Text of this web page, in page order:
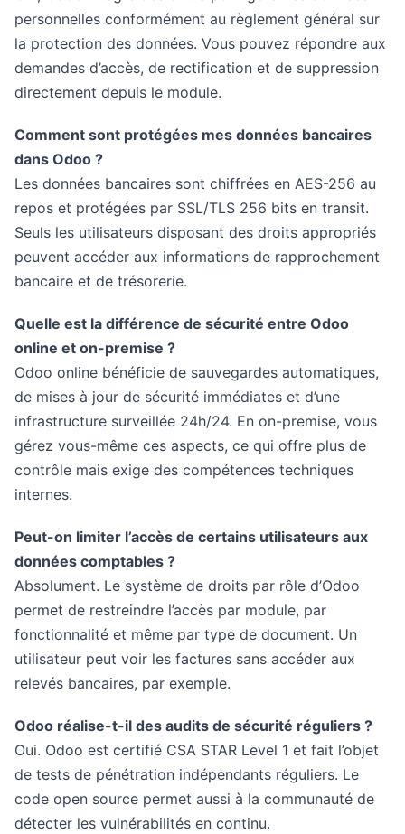
personnelles conformément au règlement général sur
la protection des données. Vous pouvez répondre aux
demandes d’accès, de rectification et de suppression
directement depuis le module.
Comment sont protégées mes données bancaires
dans Odoo ?
Les données bancaires sont chiffrées en AES-256 au
repos et protégées par SSL/TLS 256 bits en transit.
Seuls les utilisateurs disposant des droits appropriés
peuvent accéder aux informations de rapprochement
bancaire et de trésorerie.
Quelle est la différence de sécurité entre Odoo
online et on-premise ?
Odoo online bénéficie de sauvegardes automatiques,
de mises à jour de sécurité immédiates et d’une
infrastructure surveillée 24h/24. En on-premise, vous
gérez vous-même ces aspects, ce qui offre plus de
contrôle mais exige des compétences techniques
internes.
Peut-on limiter l’accès de certains utilisateurs aux
données comptables ?
Absolument. Le système de droits par rôle d’Odoo
permet de restreindre l’accès par module, par
fonctionnalité et même par type de document. Un
utilisateur peut voir les factures sans accéder aux
relevés bancaires, par exemple.
Odoo réalise-t-il des audits de sécurité réguliers ?
Oui. Odoo est certifié CSA STAR Level 1 et fait l’objet
de tests de pénétration indépendants réguliers. Le
code open source permet aussi à la communauté de
détecter les vulnérabilités en continu.